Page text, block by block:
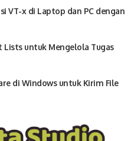
VT-x di Laptop dan PC dengan
Lists untuk Mengelola Tugas
di Windows untuk Kirim File